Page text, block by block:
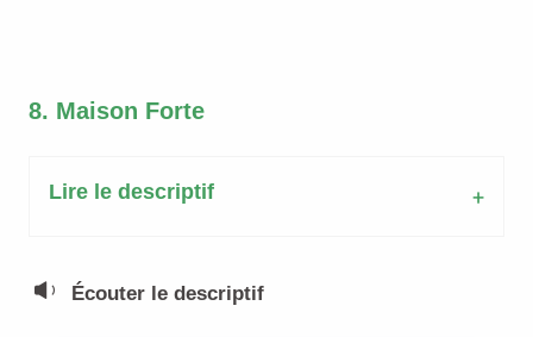
8. Maison Forte
Lire le descriptif
Écouter le descriptif